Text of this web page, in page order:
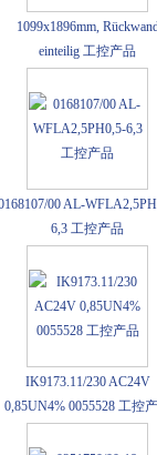
1099x1896mm,
einteilig 工控产品
00 AL-
6,3 工控产品
IK9173.11/230 AC24V
0,85UN4% 0055528 工控